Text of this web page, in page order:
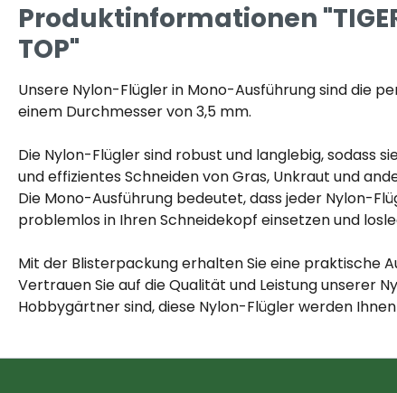
Produktinformationen
TOP"
Unsere Nylon-Flügler in Mono-Ausführung sind die
einem Durchmesser von 3,5 mm.
Die Nylon-Flügler sind robust und langlebig, sodass
und effizientes Schneiden von Gras, Unkraut und
Die Mono-Ausführung bedeutet, dass jeder Nylon-
problemlos in Ihren Schneidekopf einsetzen und
Mit der Blisterpackung erhalten Sie eine praktische
Vertrauen Sie auf die Qualität und Leistung unserer
Hobbygärtner sind, diese Nylon-Flügler werden